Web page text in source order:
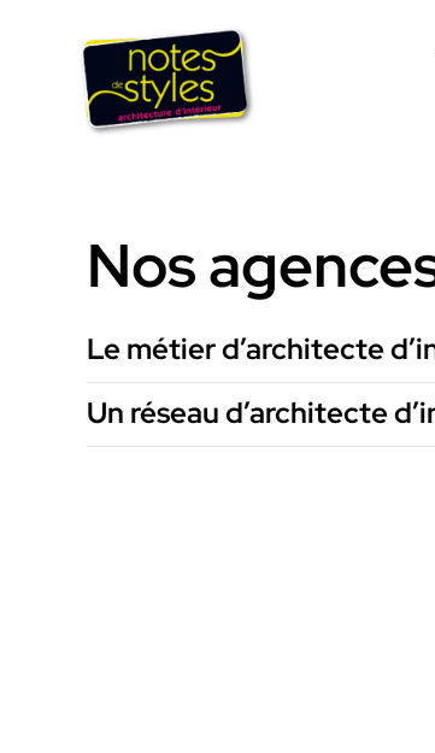
Nos
Le métier d’architecte
Un réseau d’architecte